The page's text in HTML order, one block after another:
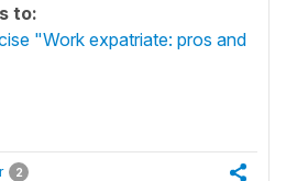
to:
"Work expatriate: pros and
2